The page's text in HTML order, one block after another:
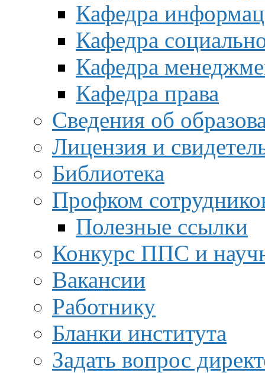
Кафедра
Кафедра
Кафедра
Кафедра права
Сведения об
Лицензия и
Библиотека
Профком
Полезные ссылки
Конкурс ППС и
Вакансии
Работнику
Бланки института
Задать вопрос